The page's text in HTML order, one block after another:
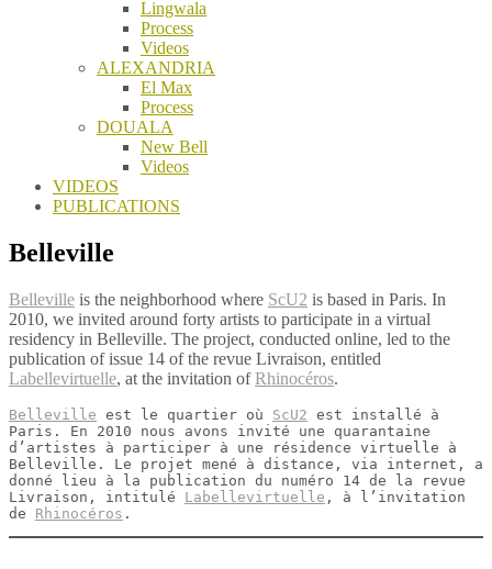
Lingwala
Process
Videos
ALEXANDRIA
El Max
Process
DOUALA
New Bell
Videos
VIDEOS
PUBLICATIONS
Belleville
Belleville is the neighborhood where ScU2 is based in Paris. In
2010, we invited around forty artists to participate in a virtual
residency in Belleville. The project, conducted online, led to the
publication of issue 14 of the revue Livraison, entitled
Labellevirtuelle, at the invitation ofRhinocéros.
Belleville est le quartier où ScU2 est installé à
Paris. En 2010 nous avons invité une quarantaine
d’artistes à participer à une résidence virtuelle à
Belleville. Le projet mené à distance, via internet, a
donné lieu à la publication du numéro 14 de la revue
Livraison, intitulé Labellevirtuelle , à l’invitation
de Rhinocéros .